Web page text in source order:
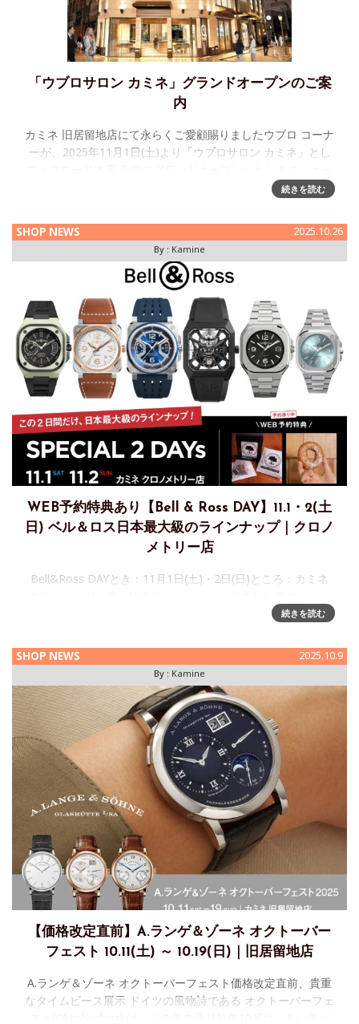
「ウブロサロン カミネ」グランドオープンのご案
内
カミネ 旧居留地店にて永らくご愛顧賜りましたウブロ コーナ
ーが、2025年11月1日(土)より「ウブロサロン カミネ」とし
ク材の温かみとグレーカラーを融合した全3階層の「ウブロサ
続きを読む
SHOP NEWS 2025.10.26
By : Kamine
WEB予約特典あり【Bell & Ross DAY】11.1・2(土
日) ベル＆ロス日本最大級のラインナップ｜クロノ
メトリー店
Bell&Ross DAYとき：11月1日(土)・2日(日)ところ：カミネ
ウォッチでありながら、高い装着感と美的感覚を持ち合わせ
続きを読む
SHOP NEWS 2025.10.9
By : Kamine
【価格改定直前】A.ランゲ＆ゾーネ オクトーバー
フェスト 10.11(土) ～ 10.19(日)｜旧居留地店
A.ランゲ＆ゾーネ オクトーバーフェスト価格改定直前、貴重
なタイムピース展示 ドイツの風物詩である オクトーバーフェ